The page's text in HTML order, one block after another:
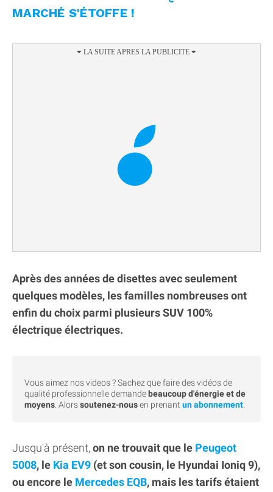
MARCHÉ S'ÉTOFFE !
Après des années de disettes avec seulement
quelques modèles, les familles nombreuses ont
enfin du choix parmi plusieurs SUV 100%
électrique électriques.
Vous aimez nos videos ? Sachez que faire des vidéos de
qualité professionnelle demande beaucoup d'énergie et de
moyens . Alorssoutenez-nousen prenant un abonnement
Jusqu'à présent,on ne trouvait que le Peugeot
5008, le Kia EV9 (et son cousin, le Hyundai Ioniq 9),
ou encore le Mercedes EQB, mais les tarifs étaient